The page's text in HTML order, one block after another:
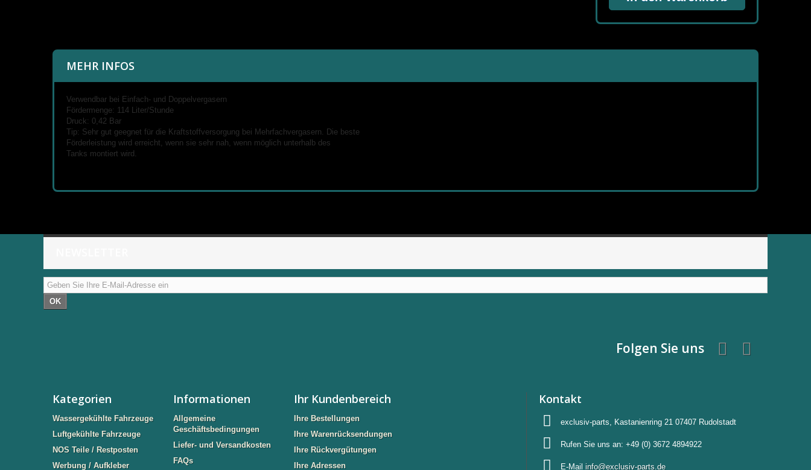
MEHR INFOS
Verwendbar bei Einfach- und Doppelvergasern
Fördermenge: 114 Liter/Stunde
Druck: 0,42 Bar
Tip: Sehr gut geegnet für die Kraftstoffversorgung bei Mehrfachvergasern. Die beste
Förderleistung wird erreicht, wenn sie sehr nah, wenn möglich unterhalb des
Tanks montiert wird.
OK
Folgen Sie uns
Kategorien
Wassergekühlte Fahrzeuge
Luftgekühlte Fahrzeuge
NOS Teile / Restposten
Werbung / Aufkleber
Informationen
Allgemeine
Geschäftsbedingungen
Liefer- und Versandkosten
FAQs
Ihr Kundenbereich
Ihre Bestellungen
Ihre Warenrücksendungen
Ihre Rückvergütungen
Ihre Adressen
Kontakt
exclusiv-parts, Kastanienring 21 07407 Rudolstadt
Rufen Sie uns an: +49 (0) 3672 4894922
E-Mail info@exclusiv-parts.de